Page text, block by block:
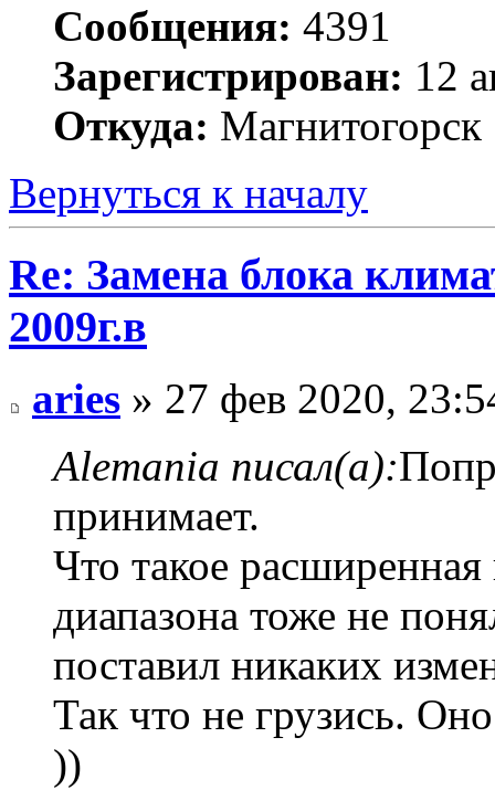
Сообщения: 4391
Зарегистрирован: 12
Откуда: Магнитогорск
Вернуться к началу
Re: Замена блока
2009г.в
aries » 27 фев 2020,
Alemania писал(а):
принимает.
Что такое
диапазона тоже не
поставил никаких
Так что не грузись.
))